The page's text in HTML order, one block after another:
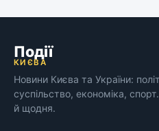
Події
КИЄВА
Новини Києва та України:
суспільство, економіка,
й щодня.